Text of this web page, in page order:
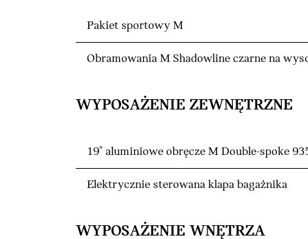
Pakiet sportowy M
Obramowania M Shadowline czarne na
WYPOSAŻENIE ZEWNĘTRZNE
19" aluminiowe obręcze M Double-spoke
Elektrycznie sterowana klapa bagażnika
WYPOSAŻENIE WNĘTRZA